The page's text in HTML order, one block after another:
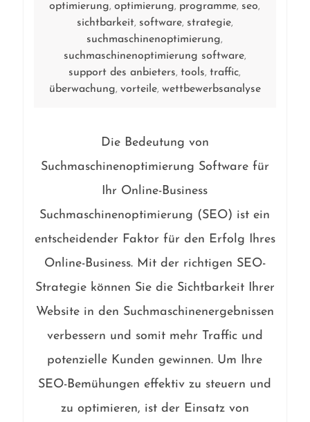
optimierung,optimierung, programme, seo,
sichtbarkeit, software, strategie,
suchmaschinenoptimierung,
suchmaschinenoptimierung software,
support des anbieters,tools,traffic,
überwachung, vorteile, wettbewerbsanalyse
Die Bedeutung von
Suchmaschinenoptimierung Software für
Ihr Online-Business
Suchmaschinenoptimierung (SEO) ist ein
entscheidender Faktor für den Erfolg Ihres
Online-Business. Mit der richtigen SEO-
Strategie können Sie die Sichtbarkeit Ihrer
Website in den Suchmaschinenergebnissen
verbessern und somit mehr Traffic und
potenzielle Kunden gewinnen. Um Ihre
SEO-Bemühungen effektiv zu steuern und
zu optimieren, ist der Einsatz von